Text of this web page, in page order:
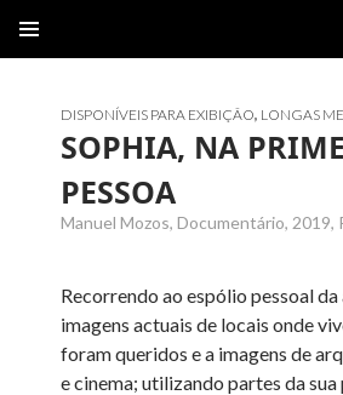
CONTEÚDO
DISPONÍVEIS PARA EXIBIÇÃO, LONGAS
SOPHIA, NA
PESSOA
Manuel Mozos, Documentário, 2019,
Recorrendo ao espólio pessoal da
imagens actuais de locais onde
foram queridos e a imagens de
e cinema; utilizando partes da sua